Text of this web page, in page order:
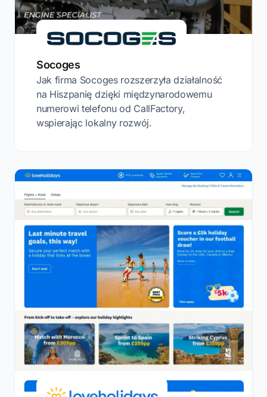
Socoges
Jak firma Socoges rozszerzyła działalność
na Hiszpanię dzięki międzynarodowemu
numerowi telefonu od CallFactory,
wspierając lokalny rozwój.